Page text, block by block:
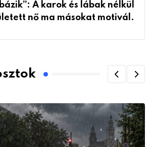
A karok és lábak nélkül
nő ma másokat motivál.